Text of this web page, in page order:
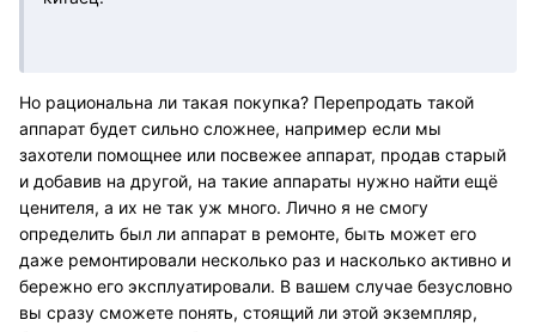
Но рациональна ли такая покупка? Перепродать такой
аппарат будет сильно сложнее, например если мы
захотели помощнее или посвежее аппарат, продав старый
и добавив на другой, на такие аппараты нужно найти ещё
ценителя, а их не так уж много. Лично я не смогу
определить был ли аппарат в ремонте, быть может его
даже ремонтировали несколько раз и насколько активно и
бережно его эксплуатировали. В вашем случае безусловно
вы сразу сможете понять, стоящий ли этой экземпляр,